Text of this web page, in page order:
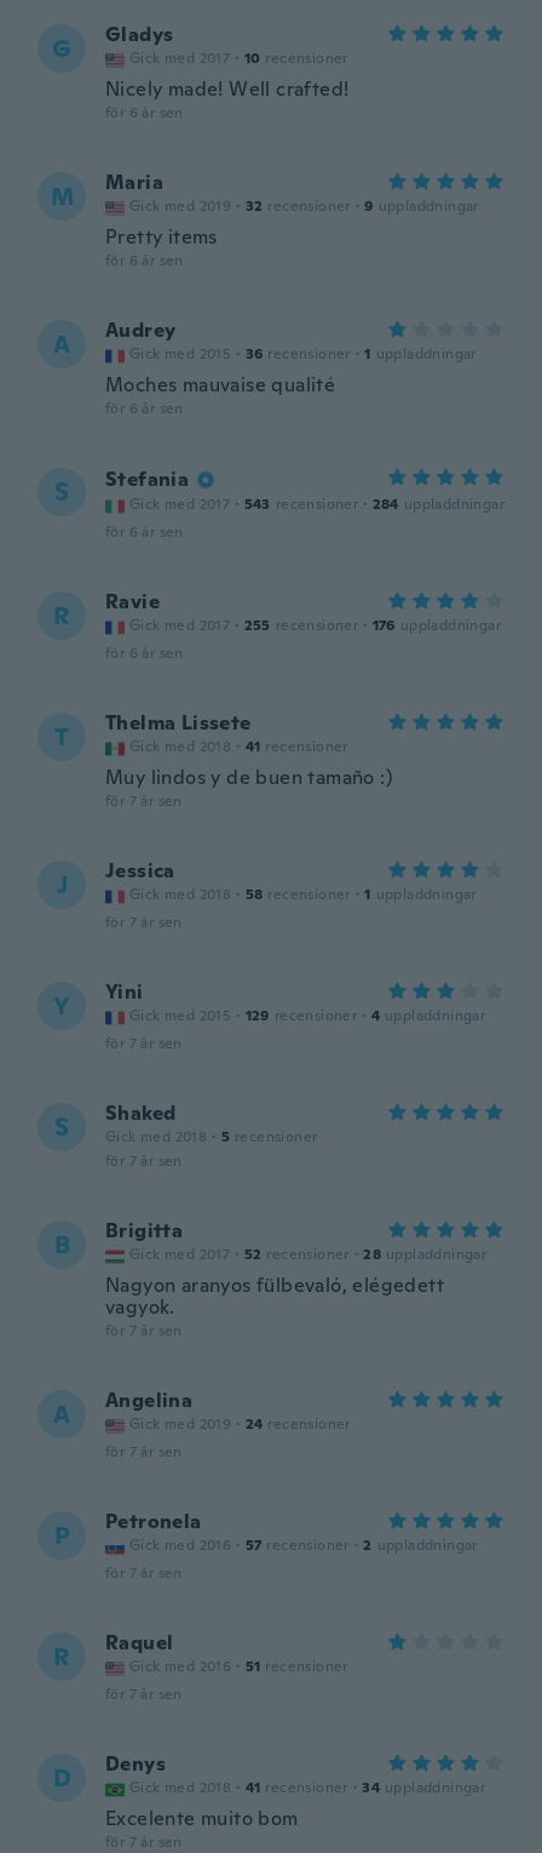
G Gladys
Gick med 2017 · 10 recensioner
Nicely made! Well crafted!
för 6 år sen
M Maria
Gick med 2019 · 32 recensioner · 9 uppladdningar
Pretty items
för 6 år sen
A Audrey
Gick med 2015 · 36 recensioner · 1 uppladdningar
Moches mauvaise qualité
för 6 år sen
S Stefania
Gick med 2017 · 543 recensioner · 284 uppladdningar
för 6 år sen
R Ravie
Gick med 2017 · 255 recensioner · 176 uppladdningar
för 6 år sen
T Thelma Lissete
Gick med 2018 · 41 recensioner
Muy lindos y de buen tamaño :)
för 7 år sen
J Jessica
Gick med 2018 · 58 recensioner · 1 uppladdningar
för 7 år sen
Y Yini
Gick med 2015 · 129 recensioner · 4 uppladdningar
för 7 år sen
S Shaked
Gick med 2018 · 5 recensioner
för 7 år sen
B Brigitta
Gick med 2017 · 52 recensioner · 28 uppladdningar
Nagyon aranyos fülbevaló, elégedett
vagyok.
för 7 år sen
A Angelina
Gick med 2019 · 24 recensioner
för 7 år sen
P Petronela
Gick med 2016 · 57 recensioner · 2 uppladdningar
för 7 år sen
R Raquel
Gick med 2016 · 51 recensioner
för 7 år sen
D Denys
Gick med 2018 · 41 recensioner · 34 uppladdningar
Excelente muito bom
för 7 år sen